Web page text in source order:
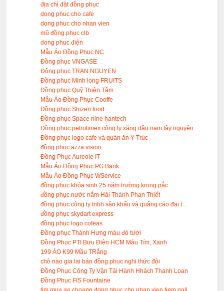
địa chỉ đặt đồng phục
dong phuc cho cafe
dong phuc cho nhan vien
mũ đồng phục clb
dong phuc điện
Mẫu Áo Đồng Phục NC
Đồng phục VNGASE
Đông phuc TRAN NGUYEN
Đồng phục Minh long FRUITS
Đồng phục Quỹ Thiện Tâm
Mẫu Áo Đồng Phục Cooffe
Đồng phục Shizen food
Đồng phục Space nine hantech
Đồng phục petrolimex công ty xăng dầu nam tây nguyên
Đồng phục logo cafe và quán ăn Y Trúc
đồng phục azza vision
Đồng Phục Aureole IT
Mẫu Áo Đồng Phục PG Bank
Mẫu Áo Đồng Phục WService
đồng phục khóa sinh 25 năm trường krong pắc
đồng phục nước nắm Hải Thành Phan Thiết
đồng phục công ty tnhh sân khấu và quảng cáo đại t...
đồng phục skydart express
đồng phục logo cofeas
Đồng phục Thành Hưng màu đỏ tươi
Đồng Phục PTI Bưu Điện HCM Màu Tím, Xanh
199 ÁO K99 Mầu TRắng
chô nào gia lai bán đồng phục nghi thức đội
Đồng Phục Công Ty Vận Tải Hành Hhách Thanh Loan
Đồng Phục FIS Fountaine